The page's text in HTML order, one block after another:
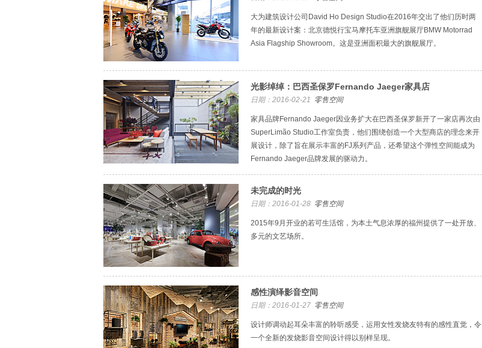
大为建筑设计公司David Ho Design Studio在2016年交出了他们历时两
年的最新设计案：北京德悦行宝马摩托车亚洲旗舰展厅BMW Motorrad
Asia Flagship Showroom。这是亚洲面积最大的旗舰展厅。
光影绰绰：巴西圣保罗Fernando Jaeger家具店
日期：2016-02-21 零售空间
家具品牌Fernando Jaeger因业务扩大在巴西圣保罗新开了一家店再次由
SuperLimão Studio工作室负责，他们围绕创造一个大型商店的理念来开
展设计，除了旨在展示丰富的FJ系列产品，还希望这个弹性空间能成为
Fernando Jaeger品牌发展的驱动力。
未完成的时光
日期：2016-01-28 零售空间
2015年9月开业的若可生活馆，为本土气息浓厚的福州提供了一处开放、
多元的文艺场所。
感性演绎影音空间
日期：2016-01-27 零售空间
设计师调动起耳朵丰富的聆听感受，运用女性发烧友特有的感性直觉，令
一个全新的发烧影音空间设计得以别样呈现。